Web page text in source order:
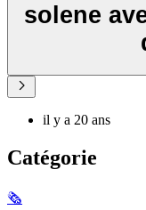
solene
il y a 20 ans
Catégorie
🗞